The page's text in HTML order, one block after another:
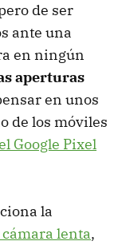
de ser
ante una
en ningún
aperturas
en unos
de los móviles
Google Pixel
la
lenta,